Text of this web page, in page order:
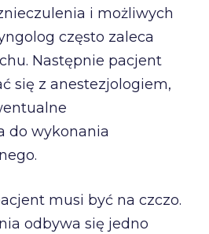
i możliwych
często zaleca
Następnie pacjent
się z anestezjologiem,
do wykonania
musi być na czczo.
odbywa się jedno